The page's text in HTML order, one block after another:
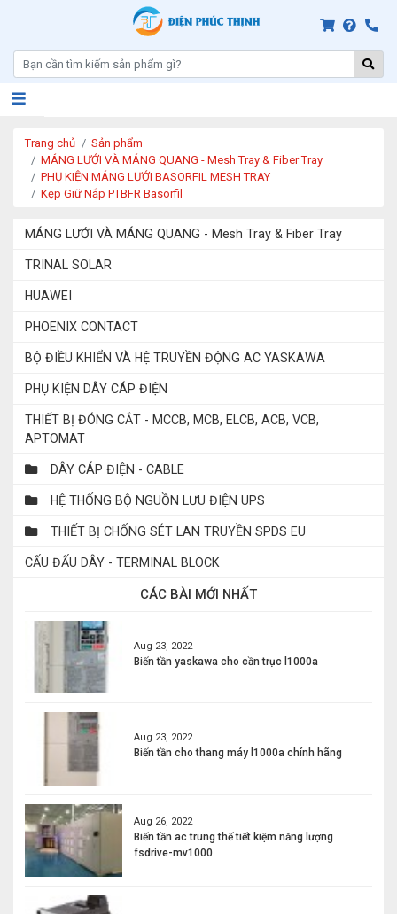
Trang chủ
Sản phẩm
MÁNG LƯỚI VÀ MÁNG QUANG - Mesh Tray & Fiber Tray
PHỤ KIỆN MÁNG LƯỚI BASORFIL MESH TRAY
Kẹp Giữ Nắp PTBFR Basorfil
MÁNG LƯỚI VÀ MÁNG QUANG - Mesh Tray & Fiber Tray
TRINAL SOLAR
HUAWEI
PHOENIX CONTACT
BỘ ĐIỀU KHIỂN VÀ HỆ TRUYỀN ĐỘNG AC YASKAWA
PHỤ KIỆN DÂY CÁP ĐIỆN
THIẾT BỊ ĐÓNG CẮT - MCCB, MCB, ELCB, ACB, VCB,
APTOMAT
DÂY CÁP ĐIỆN - CABLE
HỆ THỐNG BỘ NGUỒN LƯU ĐIỆN UPS
THIẾT BỊ CHỐNG SÉT LAN TRUYỀN SPDS EU
CẤU ĐẤU DÂY - TERMINAL BLOCK
CÁC BÀI MỚI NHẤT
Aug 23, 2022
Biến tần yaskawa cho cần trục l1000a
Aug 23, 2022
Biến tần cho thang máy l1000a chính hãng
Aug 26, 2022
Biến tần ac trung thế tiết kiệm năng lượng
fsdrive-mv1000